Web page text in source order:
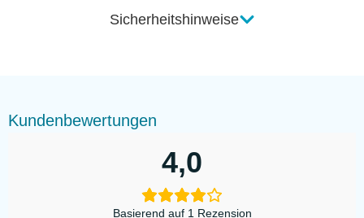
Sicherheitshinweise
Kundenbewertungen
4,0
Basierend auf 1 Rezension